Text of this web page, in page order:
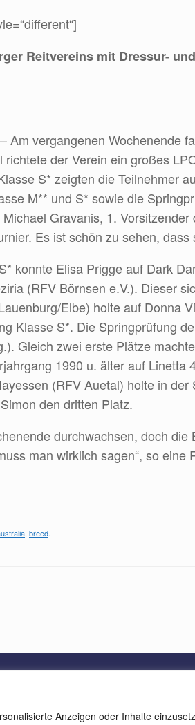
Anzeigen oder Inhalte
Reitvereins mit Dressur-
Am vergangenen Wochenende
der Verein ein großes
S* zeigten die Teilnehmer
M** und S* sowie die
Gravanis, 1.
Es ist schön zu sehen,
konnte Elisa Prigge auf Dark
(RFV Börnsen e.V.). Dieser
Elbe) holte auf Donna
Klasse S*. Die Springprüfung
Gleich zwei erste Plätze
1990 u. älter auf
(RFV Auetal) holte in
den dritten Platz.
durchwachsen, doch
man wirklich sagen“, so
, breed.